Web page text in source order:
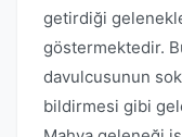
getirdiği
göstermektedir.
davulcusunun
bildirmesi gibi